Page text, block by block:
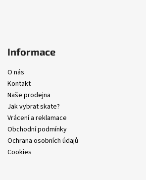
Informace
O nás
Kontakt
Naše prodejna
Jak vybrat skate?
Vrácení a reklamace
Obchodní podmínky
Ochrana osobních údajů
Cookies